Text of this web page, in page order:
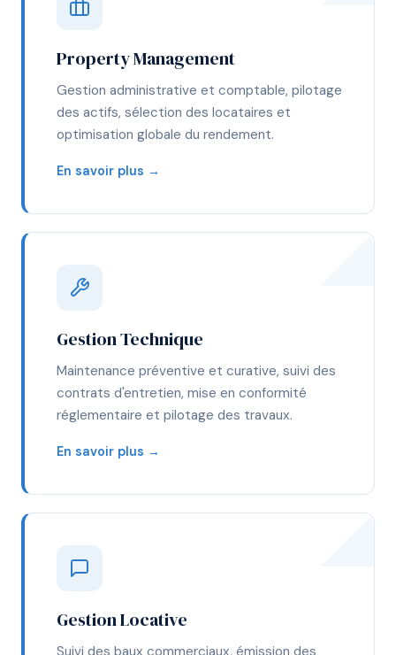
Property Management
Gestion administrative et comptable, pilotage
des actifs, sélection des locataires et
optimisation globale du rendement.
En savoir plus →
Gestion Technique
Maintenance préventive et curative, suivi des
contrats d'entretien, mise en conformité
réglementaire et pilotage des travaux.
En savoir plus →
Gestion Locative
Suivi des baux commerciaux, émission des